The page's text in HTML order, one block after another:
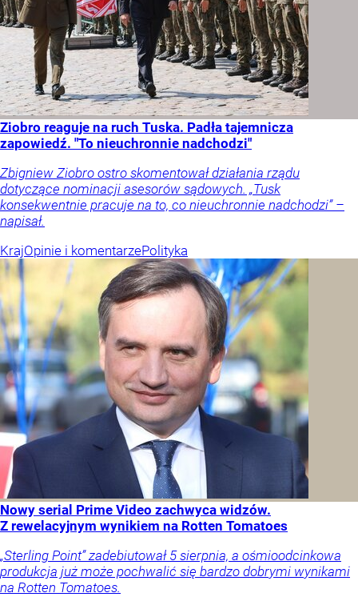
Ziobro reaguje na ruch Tuska. Padła tajemnicza
zapowiedź. "To nieuchronnie nadchodzi"
Zbigniew Ziobro ostro skomentował działania rządu
dotyczące nominacji asesorów sądowych. „Tusk
konsekwentnie pracuje na to, co nieuchronnie nadchodzi” –
napisał.
KrajOpinie i komentarzePolityka
Nowy serial Prime Video zachwyca widzów.
Z rewelacyjnym wynikiem na Rotten Tomatoes
„Sterling Point” zadebiutował 5 sierpnia, a ośmioodcinkowa
produkcja już może pochwalić się bardzo dobrymi wynikami
na Rotten Tomatoes.